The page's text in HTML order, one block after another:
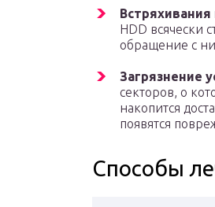
HDD всячески
обращение с
Загрязнение
секторов, о
накопится
появятся
Способы